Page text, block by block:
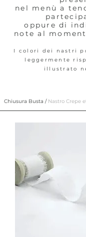
nel menù a
oppure di
noteal
I colori dei nastri
leggermente
illustrato
Chiusura Busta / Nastro Crepe